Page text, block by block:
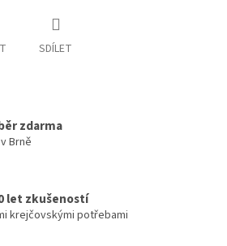
SDÍLET
zdarma
Brně
let zkušeností
krejčovskými potřebami